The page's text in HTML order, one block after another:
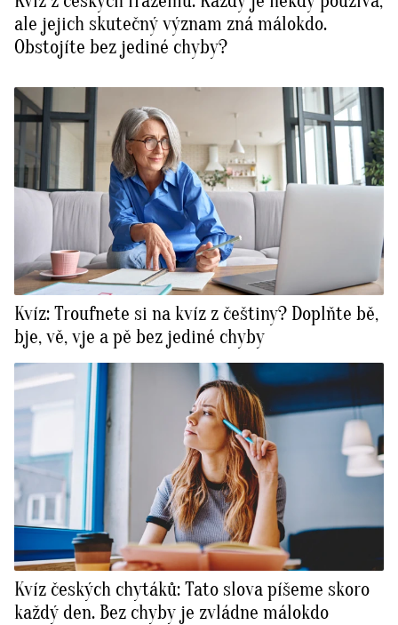
ale jejich skutečný význam zná málokdo.
Obstojíte bez jediné chyby?
Kvíz: Troufnete si na kvíz z češtiny? Doplňte bě,
bje, vě, vje a pě bez jediné chyby
Kvíz českých chytáků: Tato slova píšeme skoro
každý den. Bez chyby je zvládne málokdo